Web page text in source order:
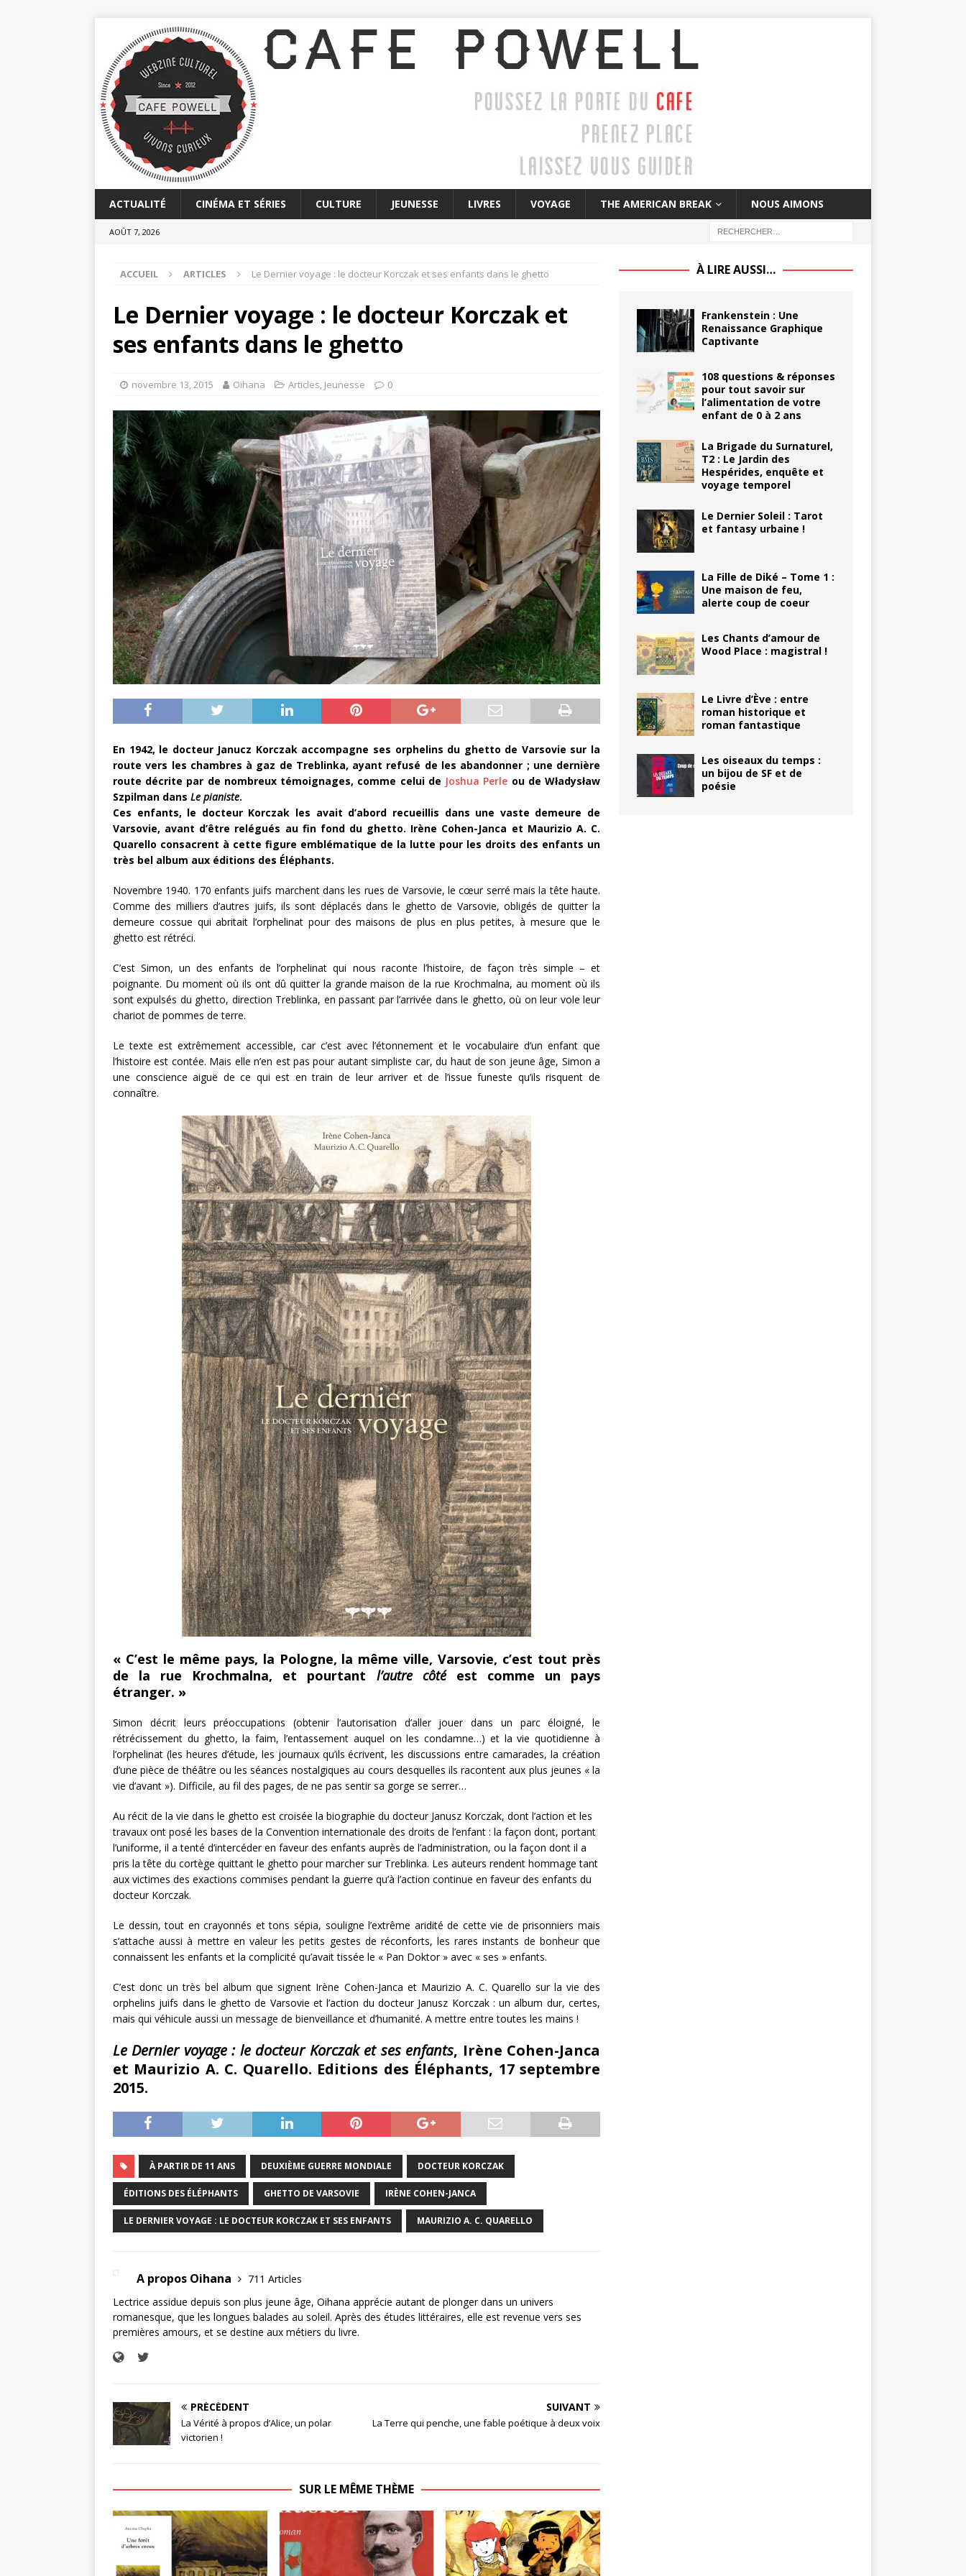
ACTUALITÉ CINÉMA ET SÉRIES CULTURE JEUNESSE LIVRES VOYAGE THE AMERICAN BREAK NOUS AIMONS
AOÛT 7, 2026
ACCUEIL ARTICLES Le Dernier voyage : le docteur Korczak et ses enfants dans le ghetto
Le Dernier voyage : le docteur Korczak et
ses enfants dans le ghetto
novembre 13, 2015 Oihana Articles, Jeunesse 0
En 1942, le docteur Janucz Korczak accompagne ses orphelins du ghetto de Varsovie sur la
route vers les chambres à gaz de Treblinka, ayant refusé de les abandonner ; une dernière
route décrite par de nombreux témoignages, comme celui de Joshua Perle ou deWładysław
Szpilman dans Le pianiste.
Ces enfants, le docteur Korczak les avait d’abord recueillis dans une vaste demeure de
Varsovie, avant d’être relégués au fin fond du ghetto. Irène Cohen-Janca et Maurizio A. C.
Quarello consacrent à cette figure emblématique de la lutte pour les droits des enfants un
très bel album aux éditions des Éléphants.
Novembre 1940. 170 enfants juifs marchent dans les rues de Varsovie, le cœur serré mais la tête haute.
Comme des milliers d’autres juifs, ils sont déplacés dans le ghetto de Varsovie, obligés de quitter la
demeure cossue qui abritait l’orphelinat pour des maisons de plus en plus petites, à mesure que le
ghetto est rétréci.
C’est Simon, un des enfants de l’orphelinat qui nous raconte l’histoire, de façon très simple – et
poignante. Du moment où ils ont dû quitter la grande maison de la rue Krochmalna, au moment où ils
sont expulsés du ghetto, direction Treblinka, en passant par l’arrivée dans le ghetto, où on leur vole leur
chariot de pommes de terre.
Le texte est extrêmement accessible, car c’est avec l’étonnement et le vocabulaire d’un enfant que
l’histoire est contée. Mais elle n’en est pas pour autant simpliste car, du haut de son jeune âge, Simon a
une conscience aiguë de ce qui est en train de leur arriver et de l’issue funeste qu’ils risquent de
connaître.
« C’est le même pays, la Pologne, la même ville, Varsovie, c’est tout près
de la rue Krochmalna, et pourtant l’autre côtéest comme un pays
étranger. »
Simon décrit leurs préoccupations (obtenir l’autorisation d’aller jouer dans un parc éloigné, le
rétrécissement du ghetto, la faim, l’entassement auquel on les condamne…) et la vie quotidienne à
l’orphelinat (les heures d’étude, les journaux qu’ils écrivent, les discussions entre camarades, la création
d’une pièce de théâtre ou les séances nostalgiques au cours desquelles ils racontent aux plus jeunes « la
vie d’avant »). Difficile, au fil des pages, de ne pas sentir sa gorge se serrer…
Au récit de la vie dans le ghetto est croisée la biographie du docteur Janusz Korczak, dont l’action et les
travaux ont posé les bases de la Convention internationale des droits de l’enfant : la façon dont, portant
l’uniforme, il a tenté d’intercéder en faveur des enfants auprès de l’administration, ou la façon dont il a
pris la tête du cortège quittant le ghetto pour marcher sur Treblinka. Les auteurs rendent hommage tant
aux victimes des exactions commises pendant la guerre qu’à l’action continue en faveur des enfants du
docteur Korczak.
Le dessin, tout en crayonnés et tons sépia, souligne l’extrême aridité de cette vie de prisonniers mais
s’attache aussi à mettre en valeur les petits gestes de réconforts, les rares instants de bonheur que
connaissent les enfants et la complicité qu’avait tissée le « Pan Doktor » avec « ses » enfants.
C’est donc un très bel album que signent Irène Cohen-Janca et Maurizio A. C. Quarello sur la vie des
orphelins juifs dans le ghetto de Varsovie et l’action du docteur Janusz Korczak : un album dur, certes,
mais qui véhicule aussi un message de bienveillance et d’humanité. A mettre entre toutes les mains !
Le Dernier voyage : le docteur Korczak et ses enfants, Irène Cohen-Janca
et Maurizio A. C. Quarello. Editions des Éléphants, 17 septembre
2015.
À PARTIR DE 11 ANS DEUXIÈME GUERRE MONDIALE DOCTEUR KORCZAK
ÉDITIONS DES ÉLÉPHANTS GHETTO DE VARSOVIE IRÈNE COHEN-JANCA
LE DERNIER VOYAGE : LE DOCTEUR KORCZAK ET SES ENFANTS MAURIZIO A. C. QUARELLO
A propos Oihana
711 Articles
Lectrice assidue depuis son plus jeune âge, Oihana apprécie autant de plonger dans un univers
romanesque, que les longues balades au soleil. Après des études littéraires, elle est revenue vers ses
premières amours, et se destine aux métiers du livre.
PRÉCÉDENT
La Vérité à propos d’Alice, un polar
victorien !
SUIVANT
La Terre qui penche, une fable poétique à deux voix
SUR LE MÊME THÈME
À LIRE AUSSI…
Frankenstein : Une
Renaissance Graphique
Captivante
108 questions & réponses
pour tout savoir sur
l’alimentation de votre
enfant de 0 à 2 ans
La Brigade du Surnaturel,
T2 : Le Jardin des
Hespérides, enquête et
voyage temporel
Le Dernier Soleil : Tarot
et fantasy urbaine !
La Fille de Diké – Tome 1 :
Une maison de feu,
alerte coup de coeur
Les Chants d’amour de
Wood Place : magistral !
Le Livre d’Ève : entre
roman historique et
roman fantastique
Les oiseaux du temps :
un bijou de SF et de
poésie